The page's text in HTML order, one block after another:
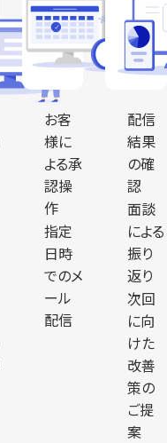
お客
様に
よる承
認操
作
指定
日時
でのメ
ール
配信
配信
結果
の確
認
面談
による
振り
返り
次回
に向
けた
改善
策の
ご提
案